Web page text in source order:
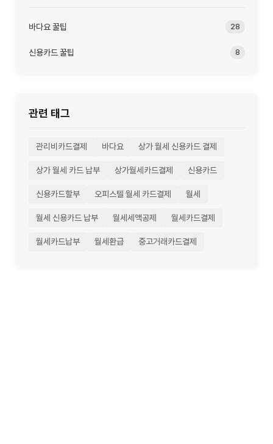
바다요 꿀팁 28
신용카드 꿀팁 8
관련 태그
관리비카드결제 바다요 상가 월세 신용카드 결제
상가 월세 카드 납부 상가월세카드결제 신용카드
신용카드할부 오피스텔 월세 카드결제 월세
월세 신용카드 납부 월세세액공제 월세카드결제
월세카드납부 월세환급 중고거래카드결제